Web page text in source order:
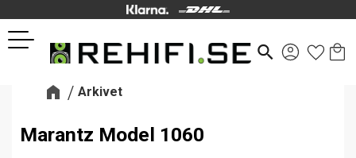
Meny
search
Arkivet
Marantz Model 1060